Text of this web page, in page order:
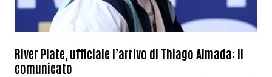
River Plate, ufficiale l’arrivo di Thiago Almada: il
comunicato